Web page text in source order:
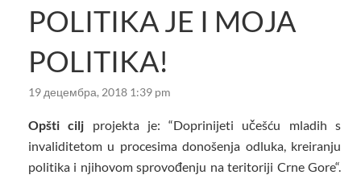
POLITIKA JE I MOJA
POLITIKA!
19 децембра, 2018 1:39 pm
Opšti cilj projekta je: “Doprinijeti učešću mladih s
invaliditetom u procesima donošenja odluka, kreiranju
politika i njihovom sprovođenju na teritoriji Crne Gore“.